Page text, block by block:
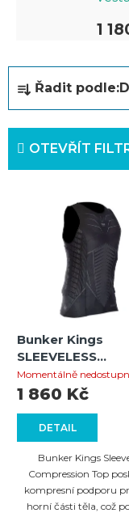
1
z
e
k
ů
Řadit podle:
OTEVŘÍT
o
d
Bunker Kings
SLEEVELESS
COMPRESSION
Momentálně
DETAIL
1 860 Kč
Bunker Kings
Compression Top
kompresní podporu
horní části těla, což